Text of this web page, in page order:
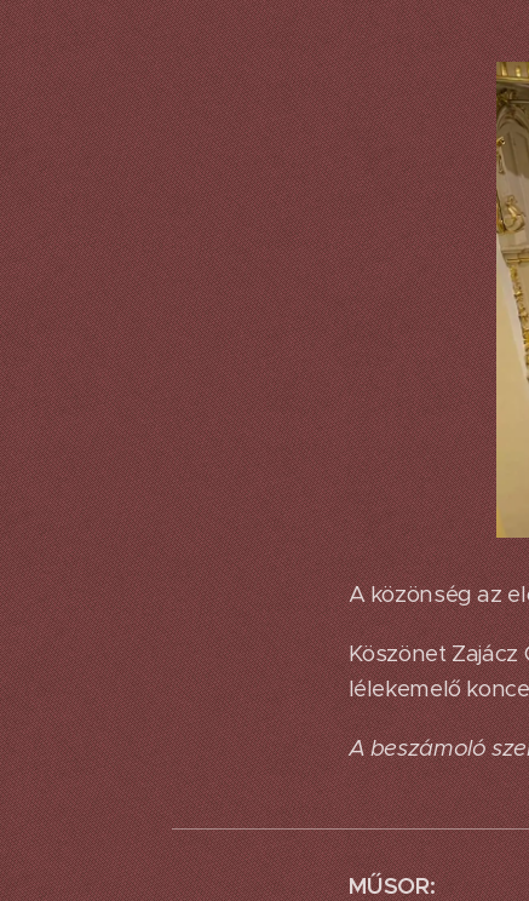
A közönség az
Köszönet Zajácz
lélekemelő
A beszámoló
MŰSOR: